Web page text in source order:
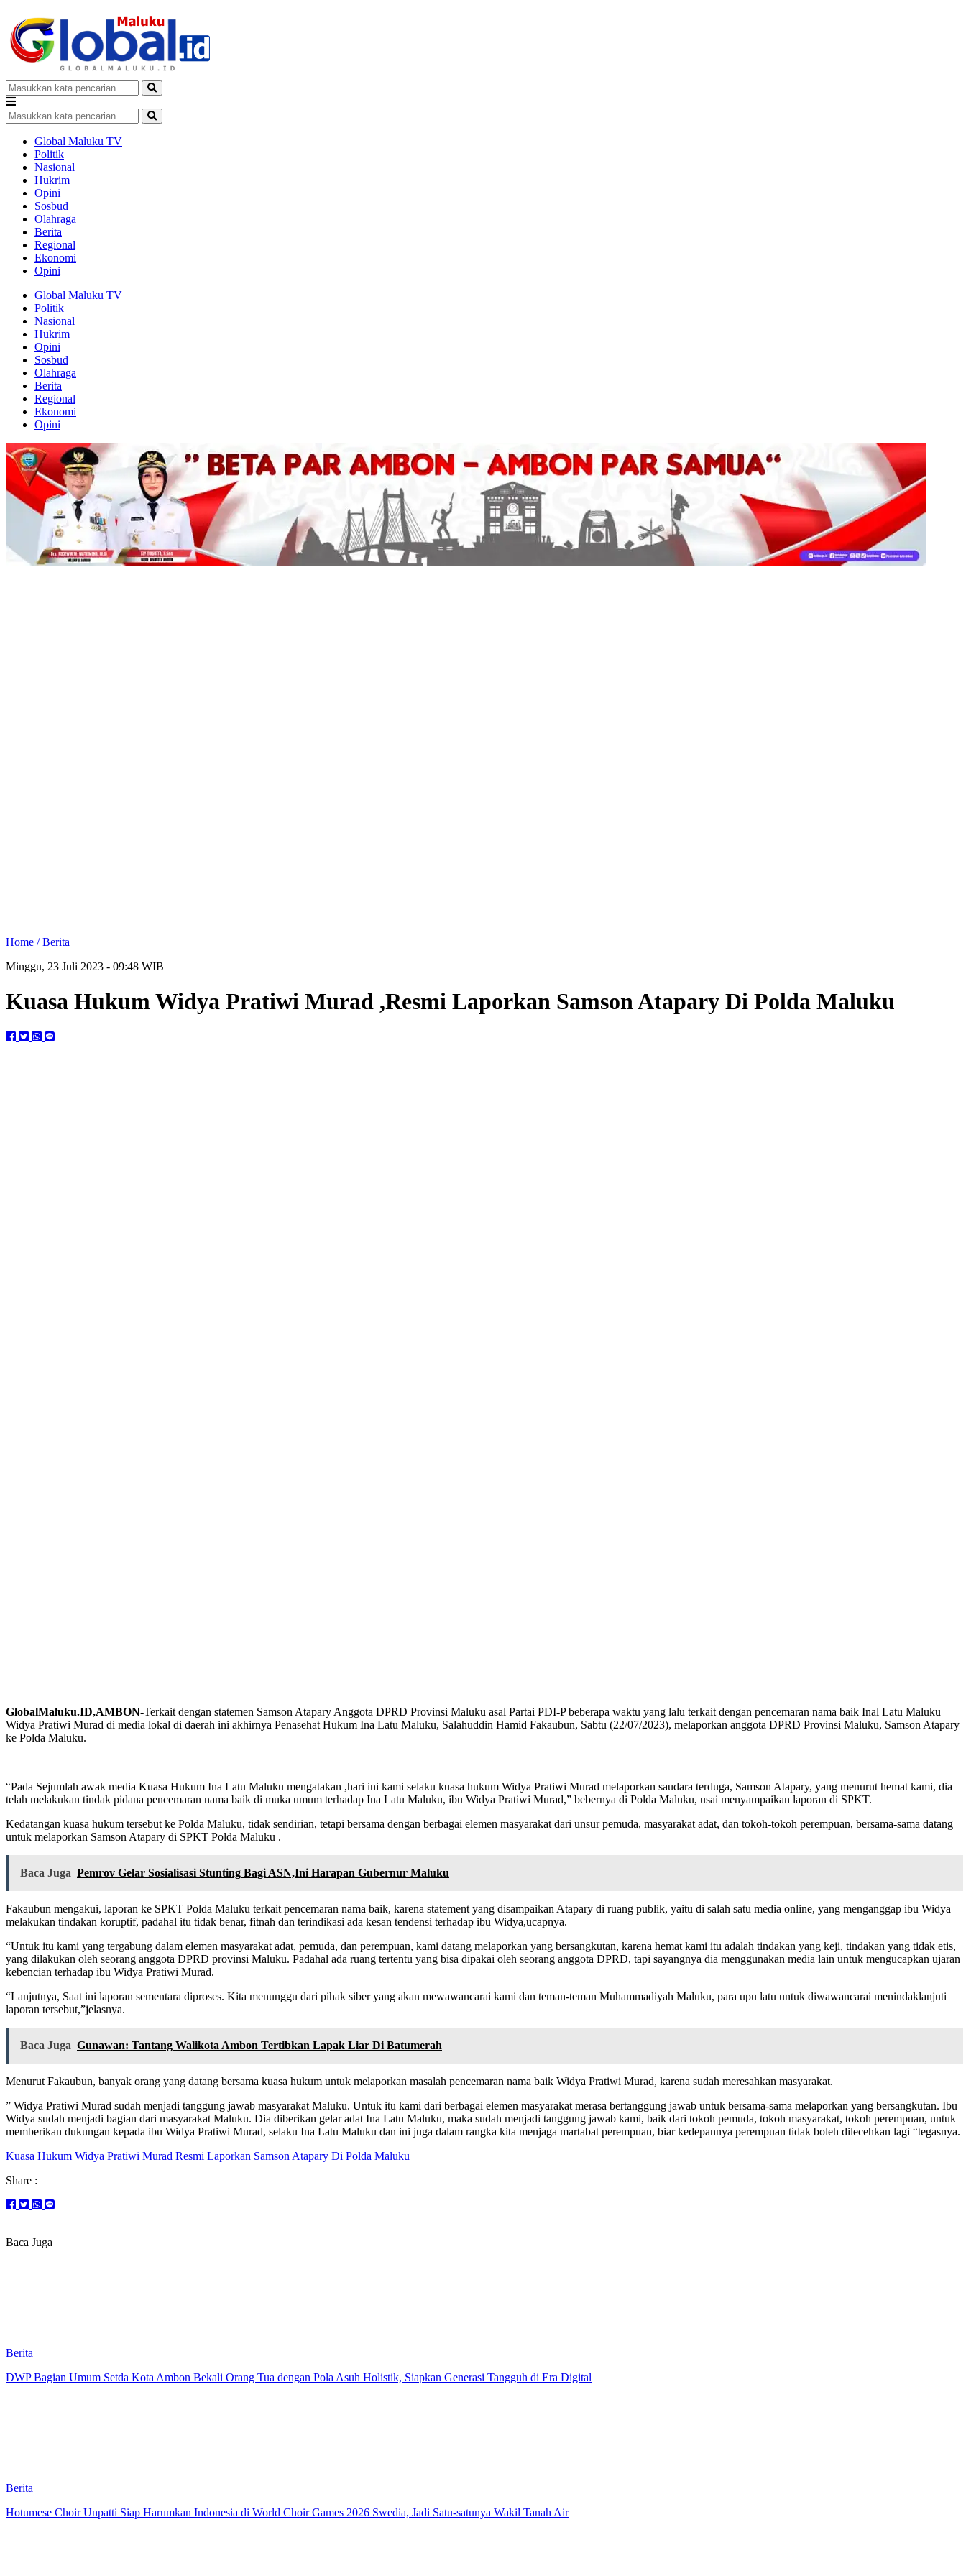
Global Maluku TV
Politik
Nasional
Hukrim
Opini
Sosbud
Olahraga
Berita
Regional
Ekonomi
Opini
Global Maluku TV
Politik
Nasional
Hukrim
Opini
Sosbud
Olahraga
Berita
Regional
Ekonomi
Opini
Home /Berita
Minggu, 23 Juli 2023 - 09:48 WIB
Kuasa Hukum Widya Pratiwi Murad ,Resmi Laporkan Samson Atapary Di Polda Maluku
GlobalMaluku.ID,AMBON-Terkait dengan statemen Samson Atapary Anggota DPRD Provinsi Maluku asal Partai PDI-P beberapa waktu yang lalu terkait dengan pencemaran nama baik Inal Latu Maluku
Widya Pratiwi Murad di media lokal di daerah ini akhirnya Penasehat Hukum Ina Latu Maluku, Salahuddin Hamid Fakaubun, Sabtu (22/07/2023), melaporkan anggota DPRD Provinsi Maluku, Samson Atapary
ke Polda Maluku.
“Pada Sejumlah awak media Kuasa Hukum Ina Latu Maluku mengatakan ,hari ini kami selaku kuasa hukum Widya Pratiwi Murad melaporkan saudara terduga, Samson Atapary, yang menurut hemat kami, dia
telah melakukan tindak pidana pencemaran nama baik di muka umum terhadap Ina Latu Maluku, ibu Widya Pratiwi Murad,” bebernya di Polda Maluku, usai menyampaikan laporan di SPKT.
Kedatangan kuasa hukum tersebut ke Polda Maluku, tidak sendirian, tetapi bersama dengan berbagai elemen masyarakat dari unsur pemuda, masyarakat adat, dan tokoh-tokoh perempuan, bersama-sama datang
untuk melaporkan Samson Atapary di SPKT Polda Maluku .
Baca Juga Pemrov Gelar Sosialisasi Stunting Bagi ASN,Ini Harapan Gubernur Maluku
Fakaubun mengakui, laporan ke SPKT Polda Maluku terkait pencemaran nama baik, karena statement yang disampaikan Atapary di ruang publik, yaitu di salah satu media online, yang menganggap ibu Widya
melakukan tindakan koruptif, padahal itu tidak benar, fitnah dan terindikasi ada kesan tendensi terhadap ibu Widya,ucapnya.
“Untuk itu kami yang tergabung dalam elemen masyarakat adat, pemuda, dan perempuan, kami datang melaporkan yang bersangkutan, karena hemat kami itu adalah tindakan yang keji, tindakan yang tidak etis,
yang dilakukan oleh seorang anggota DPRD provinsi Maluku. Padahal ada ruang tertentu yang bisa dipakai oleh seorang anggota DPRD, tapi sayangnya dia menggunakan media lain untuk mengucapkan ujaran
kebencian terhadap ibu Widya Pratiwi Murad.
“Lanjutnya, Saat ini laporan sementara diproses. Kita menunggu dari pihak siber yang akan mewawancarai kami dan teman-teman Muhammadiyah Maluku, para upu latu untuk diwawancarai menindaklanjuti
laporan tersebut,”jelasnya.
Baca Juga Gunawan: Tantang Walikota Ambon Tertibkan Lapak Liar Di Batumerah
Menurut Fakaubun, banyak orang yang datang bersama kuasa hukum untuk melaporkan masalah pencemaran nama baik Widya Pratiwi Murad, karena sudah meresahkan masyarakat.
” Widya Pratiwi Murad sudah menjadi tanggung jawab masyarakat Maluku. Untuk itu kami dari berbagai elemen masyarakat merasa bertanggung jawab untuk bersama-sama melaporkan yang bersangkutan. Ibu
Widya sudah menjadi bagian dari masyarakat Maluku. Dia diberikan gelar adat Ina Latu Maluku, maka sudah menjadi tanggung jawab kami, baik dari tokoh pemuda, tokoh masyarakat, tokoh perempuan, untuk
memberikan dukungan kepada ibu Widya Pratiwi Murad, selaku Ina Latu Maluku dan ini juga dalam rangka kita menjaga martabat perempuan, biar kedepannya perempuan tidak boleh dilecehkan lagi “tegasnya.
Kuasa Hukum Widya Pratiwi Murad Resmi Laporkan Samson Atapary Di Polda Maluku
Share :
Baca Juga
Berita
DWP Bagian Umum Setda Kota Ambon Bekali Orang Tua dengan Pola Asuh Holistik, Siapkan Generasi Tangguh di Era Digital
Berita
Hotumese Choir Unpatti Siap Harumkan Indonesia di World Choir Games 2026 Swedia, Jadi Satu-satunya Wakil Tanah Air